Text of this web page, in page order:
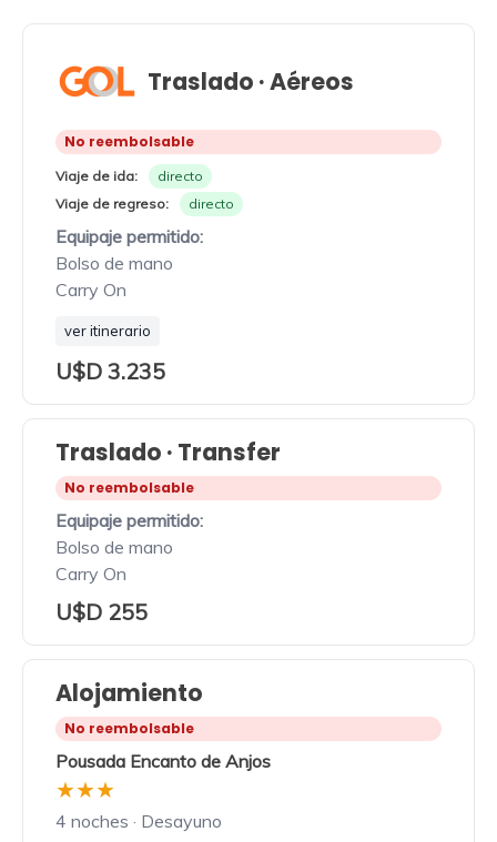
Traslado · Aéreos
No reembolsable
Viaje de ida:
directo
Viaje de regreso:
directo
Equipaje permitido:
Bolso de mano
Carry On
ver itinerario
U$D 3.235
Traslado · Transfer
No reembolsable
Equipaje permitido:
Bolso de mano
Carry On
U$D 255
Alojamiento
No reembolsable
Pousada Encanto de Anjos
★★★
4 noches · Desayuno